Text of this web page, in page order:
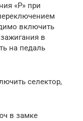
«Р» при
включить
в
на педаль
селектор,
в замке